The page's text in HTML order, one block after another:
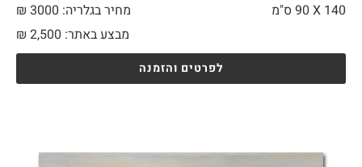
140 X
מחיר בגלריה: 3000 ₪
מבצע באתר:
₪ 2,500
לפרטים והזמנה